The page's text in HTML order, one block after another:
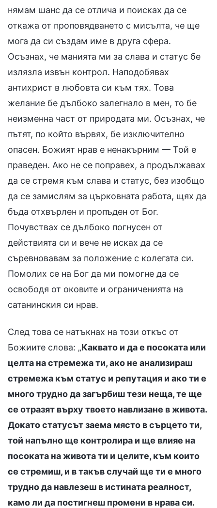
нямам шанс да се отлича и поисках да се
откажа от проповядването с мисълта, че ще
мога да си създам име в друга сфера.
Осъзнах, че манията ми за слава и статус бе
излязла извън контрол. Наподобявах
антихрист в любовта си към тях. Това
желание бе дълбоко залегнало в мен, то бе
неизменна част от природата ми. Осъзнах, че
пътят, по който вървях, бе изключително
опасен. Божият нрав е ненакърним — Той е
праведен. Ако не се поправех, а продължавах
да се стремя към слава и статус, без изобщо
да се замислям за църковната работа, щях да
бъда отхвърлен и пропъден от Бог.
Почувствах се дълбоко погнусен от
действията си и вече не исках да се
съревновавам за положение с колегата си.
Помолих се на Бог да ми помогне да се
освободя от оковите и ограниченията на
сатанинския си нрав.
След това се натъкнах на този откъс от
Божиите слова: „Каквато и да е посоката или
целта на стремежа ти, ако не анализираш
стремежа към статус и репутация и ако ти е
много трудно да загърбиш тези неща, те ще
се отразят върху твоето навлизане в живота.
Докато статусът заема място в сърцето ти,
той напълно ще контролира и ще влияе на
посоката на живота ти и целите, към които
се стремиш, и в такъв случай ще ти е много
трудно да навлезеш в истината реалност,
камо ли да постигнеш промени в нрава си.